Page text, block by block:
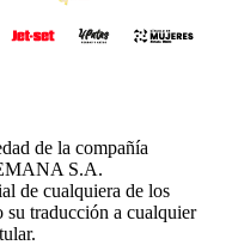
de la compañía
S.A.
de cualquiera de los
su traducción a cualquier